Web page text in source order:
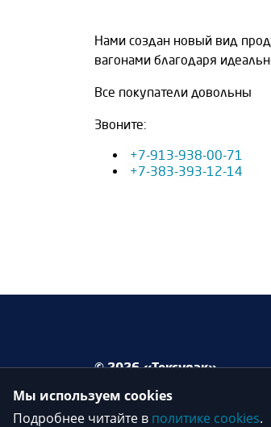
Нами создан новый вид
вагонами благодаря
Все покупатели довольны
Звоните:
+7-913-938-00-71
+7-383-393-12-14
© 2026 «Тексупак»
Мы используем cookies
Подробнее читайте в политике cookies.